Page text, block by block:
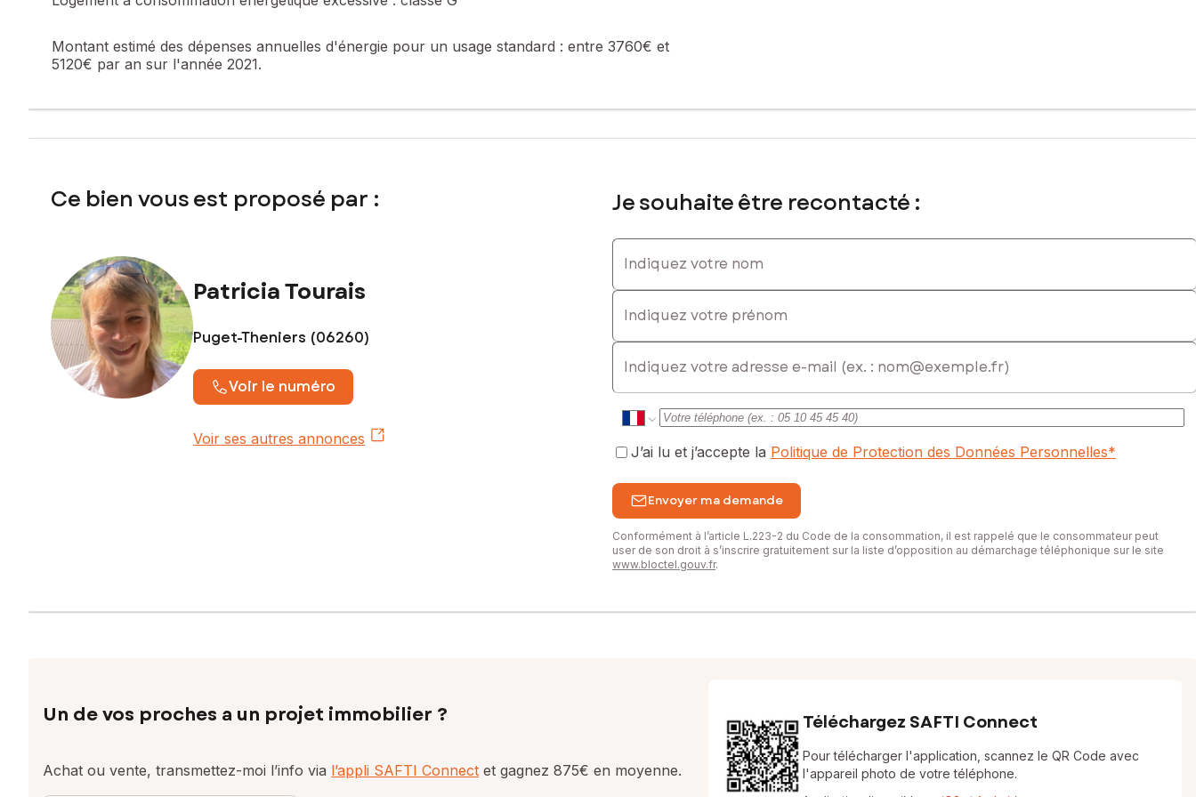
Montant estimé des dépenses annuelles d'énergie pour un usage standard : entre 3760€ et
5120€ par an sur l'année 2021.
Ce bien vous est proposé par :
Patricia Tourais
Puget-Theniers (06260)
Voir le numéro
Voir ses autres annonces
Je souhaite être recontacté :
Indiquez votre nom
Indiquez votre prénom
E-mail
J’ai lu et j’accepte la Politique de Protection des Données Personnelles*
Envoyer ma demande
Conformément à l’article L.223-2 du Code de la consommation, il est rappelé que le consommateur peut
user de son droit à s’inscrire gratuitement sur la liste d’opposition au démarchage téléphonique sur le site
www.bloctel.gouv.fr.
Un de vos proches a un projet immobilier ?
Achat ou vente, transmettez-moi l’info via l’appli SAFTI Connect et gagnez 875€ en moyenne.
Téléchargez SAFTI Connect
Pour télécharger l'application, scannez le QR Code avec
l'appareil photo de votre téléphone.